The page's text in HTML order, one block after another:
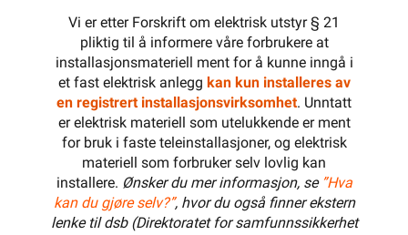
Vi er etter Forskrift om elektrisk utstyr § 21
pliktig til å informere våre forbrukere at
installasjonsmateriell ment for å kunne inngå i
et fast elektrisk anlegg kan kun installeres av
en registrert installasjonsvirksomhet. Unntatt
er elektrisk materiell som utelukkende er ment
for bruk i faste teleinstallasjoner, og elektrisk
materiell som forbruker selv lovlig kan
installere. Ønsker du mer informasjon, se ”Hva
kan du gjøre selv?”, hvor du også finner ekstern
lenke til dsb (Direktoratet for samfunnssikkerhet